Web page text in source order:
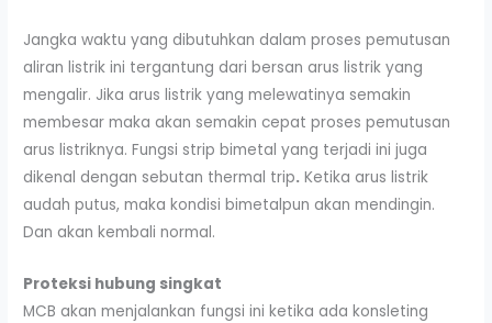
Jangka waktu yang dibutuhkan dalam proses pemutusan
aliran listrik ini tergantung dari bersan arus listrik yang
mengalir. Jika arus listrik yang melewatinya semakin
membesar maka akan semakin cepat proses pemutusan
arus listriknya. Fungsi strip bimetal yang terjadi ini juga
dikenal dengan sebutan thermal trip. Ketika arus listrik
audah putus, maka kondisi bimetalpun akan mendingin.
Dan akan kembali normal.
Proteksi hubung singkat
MCB akan menjalankan fungsi ini ketika ada konsleting